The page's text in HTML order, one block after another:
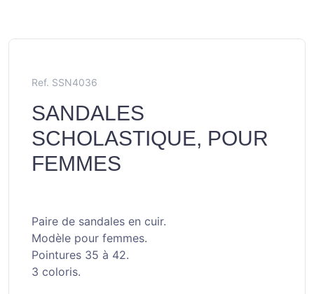
Ref. SSN4036
SANDALES
SCHOLASTIQUE, POUR
FEMMES
Paire de sandales en cuir.
Modèle pour femmes.
Pointures 35 à 42.
3 coloris.